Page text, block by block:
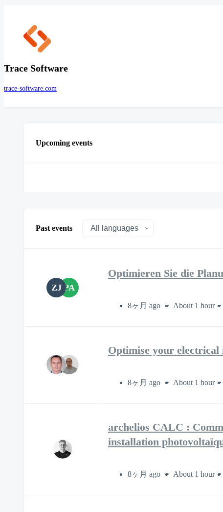
Trace Software
trace-software.com
Upcoming events
Past events
ZJ PA
Optimieren Sie die
8ヶ月 ago About 1 hour
Optimise your electrical
8ヶ月 ago About 1 hour
archelios CALC :
installation
8ヶ月 ago About 1 hour